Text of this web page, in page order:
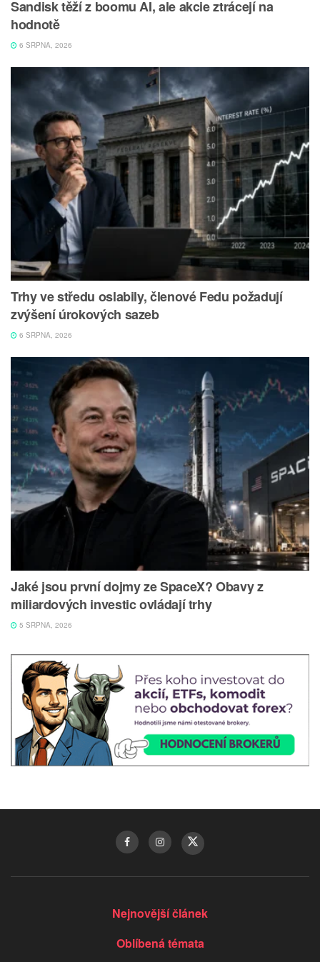
Sandisk těží z boomu AI, ale akcie ztrácejí na
hodnotě
6 SRPNA, 2026
Trhy ve středu oslabily, členové Fedu požadují
zvýšení úrokových sazeb
6 SRPNA, 2026
Jaké jsou první dojmy ze SpaceX? Obavy z
miliardových investic ovládají trhy
5 SRPNA, 2026
Nejnovější článek
Oblíbená témata